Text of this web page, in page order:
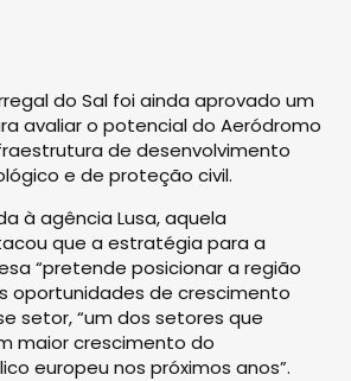
do Sal foi ainda aprovado um
avaliar o potencial do Aeródromo
de desenvolvimento
e de proteção civil.
à agência Lusa, aquela
que a estratégia para a
“pretende posicionar a região
oportunidades de crescimento
setor, “um dos setores que
maior crescimento do
europeu nos próximos anos”.